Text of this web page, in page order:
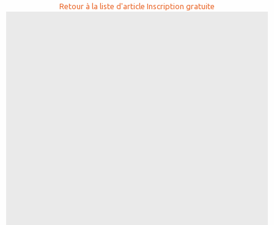
Retour à la liste d'article Inscription gratuite